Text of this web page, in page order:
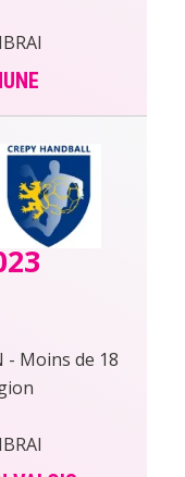
- Moins de 18